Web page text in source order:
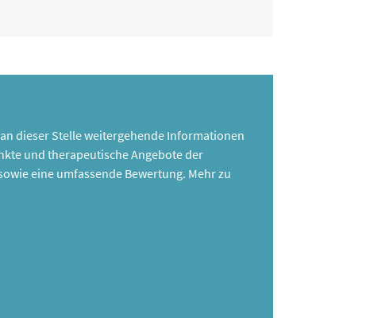
dieser Stelle weitergehende Informationen
und therapeutische Angebote der
eine umfassende Bewertung. Mehr zu